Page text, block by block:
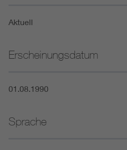
Aktuell
Erscheinungsdatum
01.08.1990
Sprache